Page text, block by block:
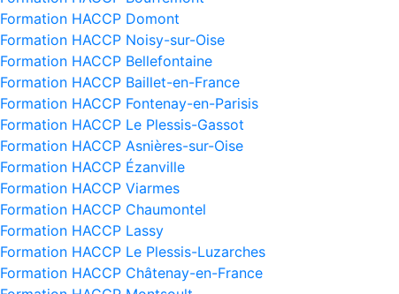
Formation HACCP Domont
Formation HACCP Noisy-sur-Oise
Formation HACCP Bellefontaine
Formation HACCP Baillet-en-France
Formation HACCP Fontenay-en-Parisis
Formation HACCP Le Plessis-Gassot
Formation HACCP Asnières-sur-Oise
Formation HACCP Ézanville
Formation HACCP Viarmes
Formation HACCP Chaumontel
Formation HACCP Lassy
Formation HACCP Le Plessis-Luzarches
Formation HACCP Châtenay-en-France